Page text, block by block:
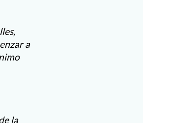
a
la